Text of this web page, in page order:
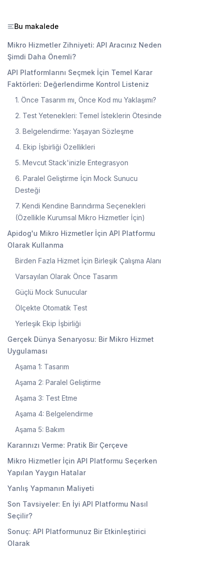
Bu makalede
Mikro Hizmetler Zihniyeti: API Aracınız Neden
Şimdi Daha Önemli?
API Platformlarını Seçmek İçin Temel Karar
Faktörleri: Değerlendirme Kontrol Listeniz
1. Önce Tasarım mı, Önce Kod mu Yaklaşımı?
2. Test Yetenekleri: Temel İsteklerin Ötesinde
3. Belgelendirme: Yaşayan Sözleşme
4. Ekip İşbirliği Özellikleri
5. Mevcut Stack'inizle Entegrasyon
6. Paralel Geliştirme İçin Mock Sunucu
Desteği
7. Kendi Kendine Barındırma Seçenekleri
(Özellikle Kurumsal Mikro Hizmetler İçin)
Apidog'u Mikro Hizmetler İçin API Platformu
Olarak Kullanma
Birden Fazla Hizmet İçin Birleşik Çalışma Alanı
Varsayılan Olarak Önce Tasarım
Güçlü Mock Sunucular
Ölçekte Otomatik Test
Yerleşik Ekip İşbirliği
Gerçek Dünya Senaryosu: Bir Mikro Hizmet
Uygulaması
Aşama 1: Tasarım
Aşama 2: Paralel Geliştirme
Aşama 3: Test Etme
Aşama 4: Belgelendirme
Aşama 5: Bakım
Kararınızı Verme: Pratik Bir Çerçeve
Mikro Hizmetler İçin API Platformu Seçerken
Yapılan Yaygın Hatalar
Yanlış Yapmanın Maliyeti
Son Tavsiyeler: En İyi API Platformu Nasıl
Seçilir?
Sonuç: API Platformunuz Bir Etkinleştirici
Olarak